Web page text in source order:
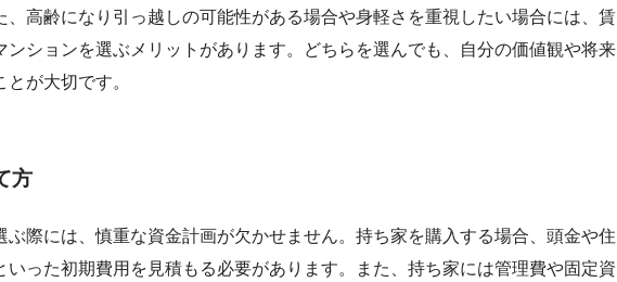
、高齢になり引っ越しの可能性がある場合や身軽さを重視したい場合には、賃
ンションを選ぶメリットがあります。どちらを選んでも、自分の価値観や将来
が大切です。
方
際には、慎重な資金計画が欠かせません。持ち家を購入する場合、頭金や住
いった初期費用を見積もる必要があります。また、持ち家には管理費や固定資